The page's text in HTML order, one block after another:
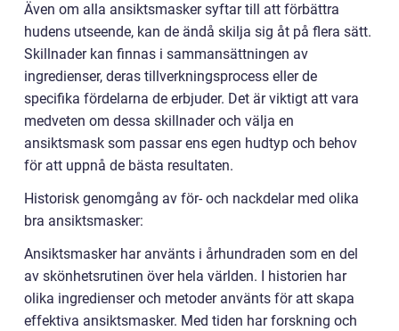
Även om alla ansiktsmasker syftar till att förbättra
hudens utseende, kan de ändå skilja sig åt på flera sätt.
Skillnader kan finnas i sammansättningen av
ingredienser, deras tillverkningsprocess eller de
specifika fördelarna de erbjuder. Det är viktigt att vara
medveten om dessa skillnader och välja en
ansiktsmask som passar ens egen hudtyp och behov
för att uppnå de bästa resultaten.
Historisk genomgång av för- och nackdelar med olika
bra ansiktsmasker:
Ansiktsmasker har använts i århundraden som en del
av skönhetsrutinen över hela världen. I historien har
olika ingredienser och metoder använts för att skapa
effektiva ansiktsmasker. Med tiden har forskning och